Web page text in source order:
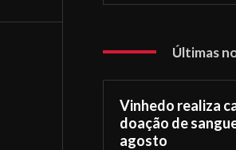
Últimas
Vinhedo realiza
doação de
agosto